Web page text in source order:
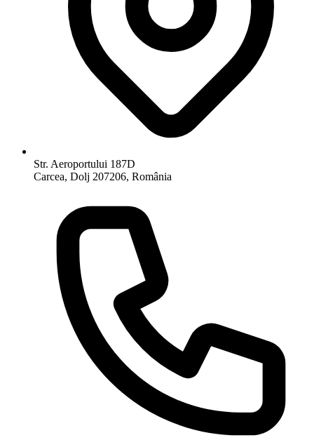
Str. Aeroportului 187D
Carcea, Dolj 207206, România